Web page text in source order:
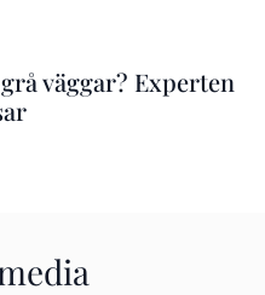
väggar? Experten